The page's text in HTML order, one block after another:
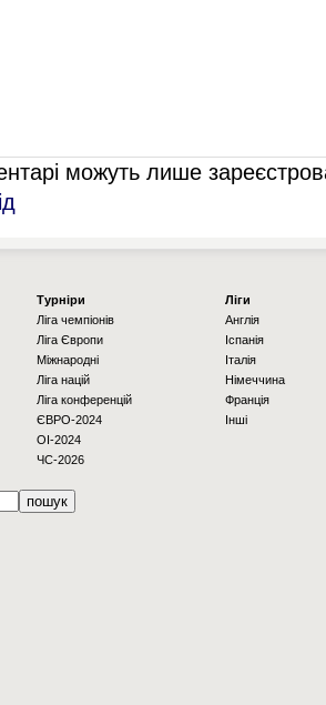
можуть лише
Турніри
Ліга чемпіонів
Ліга Європи
Міжнародні
Ліга націй
Ліга конференцій
ЄВРО-2024
OI-2024
ЧС-2026
Ліги
Англія
Іспанія
Італія
Німеччина
Франція
Інші